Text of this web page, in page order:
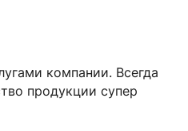
компании. Всегда
продукции супер